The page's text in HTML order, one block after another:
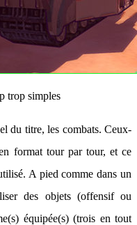
trop simples
du titre, les combats. Ceux-
format tour par tour, et ce
A pied comme dans un
des objets (offensif ou
équipée(s) (trois en tout